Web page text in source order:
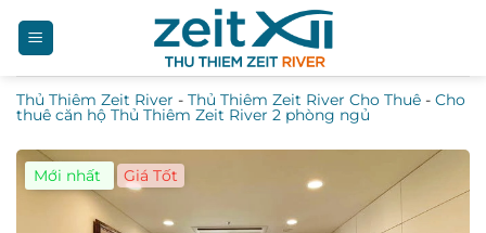
qua
nội
dung
Thủ Thiêm Zeit River - Thủ Thiêm Zeit River Cho Thuê - Cho
thuê căn hộ Thủ Thiêm Zeit River 2 phòng ngủ
Mới nhất Giá Tốt